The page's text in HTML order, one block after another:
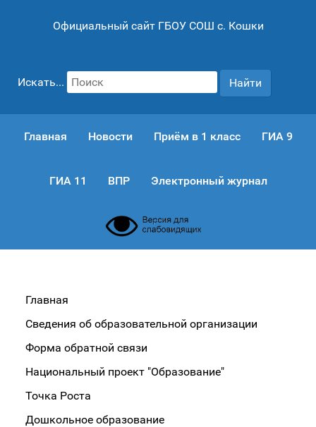
Официальный сайт ГБОУ СОШ с. Кошки
Искать... Найти
Главная Новости Приём в 1 класс ГИА 9
ГИА 11 ВПР Электронный журнал
Главная
Сведения об образовательной организации
Форма обратной связи
Национальный проект "Образование"
Точка Роста
Дошкольное образование